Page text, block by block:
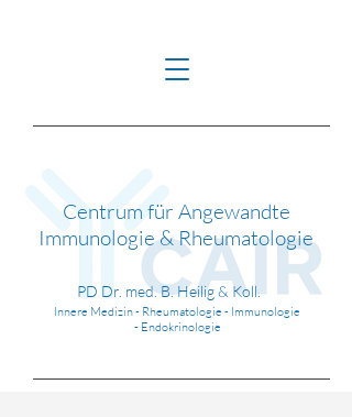
Centrum für Angewandte
Immunologie & Rheumatologie
PD Dr. med. B. Heilig & Koll.
Innere Medizin - Rheumatologie - Immunologie
- Endokrinologie